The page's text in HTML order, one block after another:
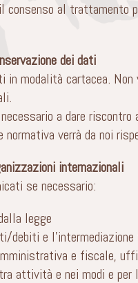
consenso al trattamento
dei dati
modalità cartacea.
a dare riscontro
normativa verrà da noi
internazionali
se necessario:
legge
e l’intermediazione
e fiscale,
attività e nei modi e